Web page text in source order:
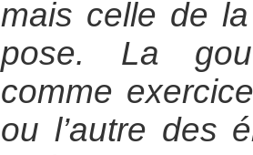
mais celle de
pose. La
comme
ou l’autre des